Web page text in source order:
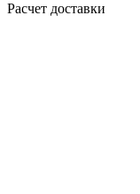
Расчет доставки